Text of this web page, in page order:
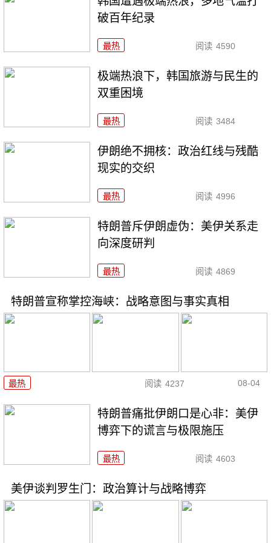
破百年纪录
最热 阅读 4590
极端热浪下，韩国旅游与民生的
双重困境
最热 阅读 3484
伊朗绝不拥核：政治红线与残酷
现实的交织
最热 阅读 4996
特朗普斥伊朗虚伪：美伊关系走
向深度研判
最热 阅读 4869
特朗普宣称掌控海峡：战略意图与事实真相
最热 阅读 4237 08-04
特朗普痛批伊朗口是心非：美伊
博弈下的谎言与极限施压
最热 阅读 4603
美伊谈判罗生门：政治算计与战略博弈